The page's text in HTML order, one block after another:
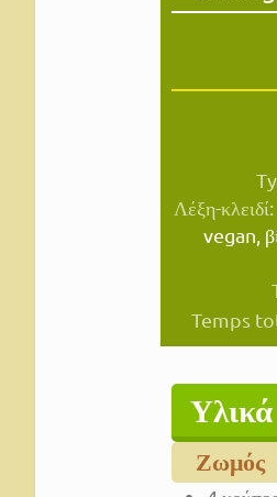
Λέξη-κλειδί:
vegan,
Temps
Υλικά
Ζωμός